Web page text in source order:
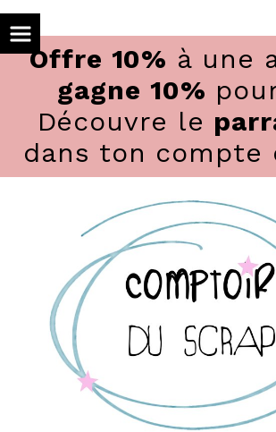
Offre 10% à une
gagne 10%
Découvre le
dans ton compte